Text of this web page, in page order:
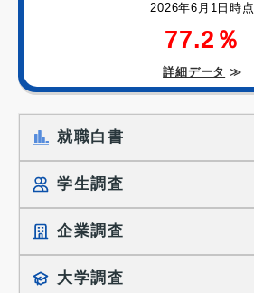
2026年6月1日時点
77.2％
詳細データ ≫
就職白書
学生調査
就職プロセス調査
就職活動TOPICS
企業調査
採用に関する調査
大学調査